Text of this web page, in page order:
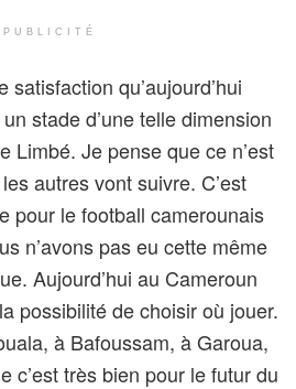
PUBLICITÉ
satisfaction qu’aujourd’hui
stade d’une telle dimension
Limbé. Je pense que ce n’est
autres vont suivre. C’est
pour le football camerounais
n’avons pas eu cette même
Aujourd’hui au Cameroun
possibilité de choisir où jouer.
à Bafoussam, à Garoua,
c’est très bien pour le futur du